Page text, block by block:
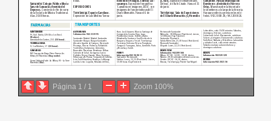
Página 1 / 1 Zoom 100%